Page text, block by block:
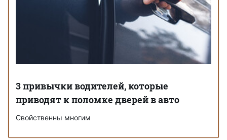
3 привычки водителей, которые
приводят к поломке дверей в авто
Свойственны многим